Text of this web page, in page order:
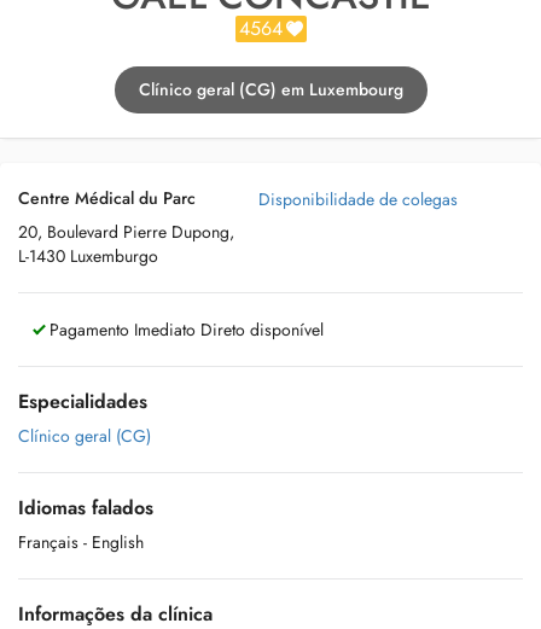
4564
Clínico geral (CG) em Luxembourg
Centre Médical du Parc
20, Boulevard Pierre Dupong,
L-1430 Luxemburgo
Disponibilidade de colegas
Pagamento Imediato Direto disponível
Especialidades
Clínico geral (CG)
Idiomas falados
Français - English
Informações da clínica